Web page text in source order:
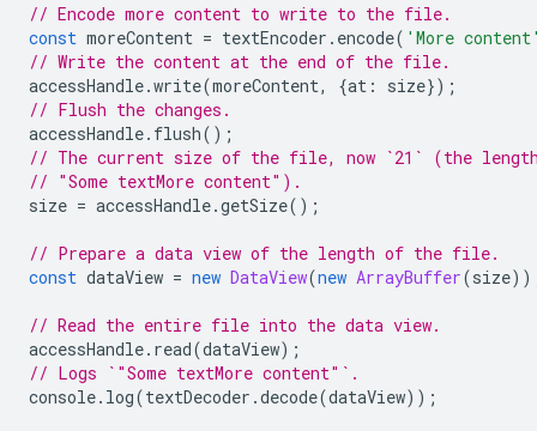
// Encode more content to write to the file.
const moreContent = textEncoder . encode( 'More
// Write the content at the end of the file.
accessHandle.write(moreContent, {at : size});
// Flush the changes.
accessHandle. flush();
// The current size of the file, now `21` (the
// "Some textMore content").
size = accessHandle.getSize();
// Prepare a data view of the length of the file.
const dataView = new DataView(new ArrayBuffer(size
// Read the entire file into the data view.
accessHandle. read(dataView);
// Logs `"Some textMore content"`.
console. log(textDecoder .decode(dataView));